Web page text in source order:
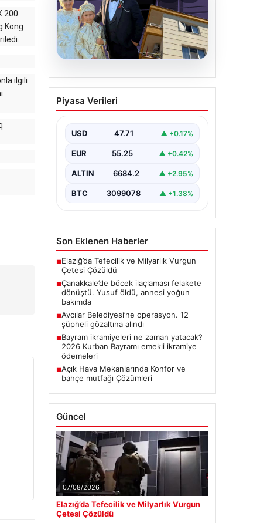
200
Kong
ilgili
06.08.2026
Çanakkale’de böcek
ilaçlaması felakete
annesi yoğun bakımda
Piyasa Verileri
USD 47.71 ▲ +0.17%
EUR 55.25 ▲ +0.42%
ALTIN 6684.2 ▲ +2.95%
BTC 3099078 ▲ +1.38%
Son Eklenen Haberler
■Elazığ’da Tefecilik ve Milyarlık Vurgun
Çetesi Çözüldü
■Çanakkale’de böcek ilaçlaması felakete
dönüştü. Yusuf öldü, annesi yoğun
bakımda
■Avcılar Belediyesi’ne operasyon. 12
şüpheli gözaltına alındı
■Bayram ikramiyeleri ne zaman yatacak?
2026 Kurban Bayramı emekli ikramiye
ödemeleri
■Açık Hava Mekanlarında Konfor ve
bahçe mutfağı Çözümleri
Güncel
07/08/2026
Elazığ’da Tefecilik ve Milyarlık Vurgun
Çetesi Çözüldü